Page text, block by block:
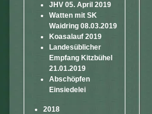
JHV 05. April 2019
Watten mit SK
Waidring 08.03.2019
Koasalauf 2019
Landesüblicher
Empfang Kitzbühel
21.01.2019
Abschöpfen
Einsiedelei
2018